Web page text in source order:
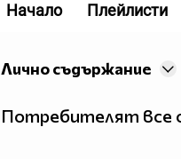
Лично съдържание
Потребителят все
Начало Плейлисти